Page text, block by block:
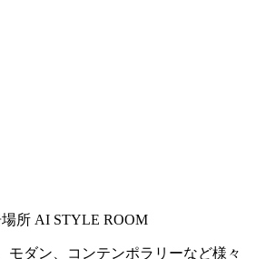
モダン、コンテンポラリーなど様々